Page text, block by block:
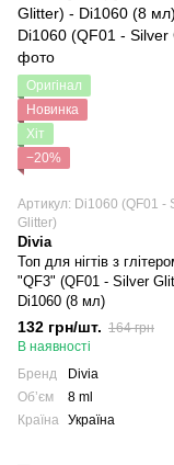
Оригінал
Новинка
Хіт
−20%
Артикул: Di1060 (QF01 -
Glitter)
Divia
Топ для нігтів з
"QF3" (QF01 - Silver
Di1060 (8 мл)
132 грн/шт. 164 грн
В наявності
Бренд
Divia
Обʼєм
8 ml
Країна Україна